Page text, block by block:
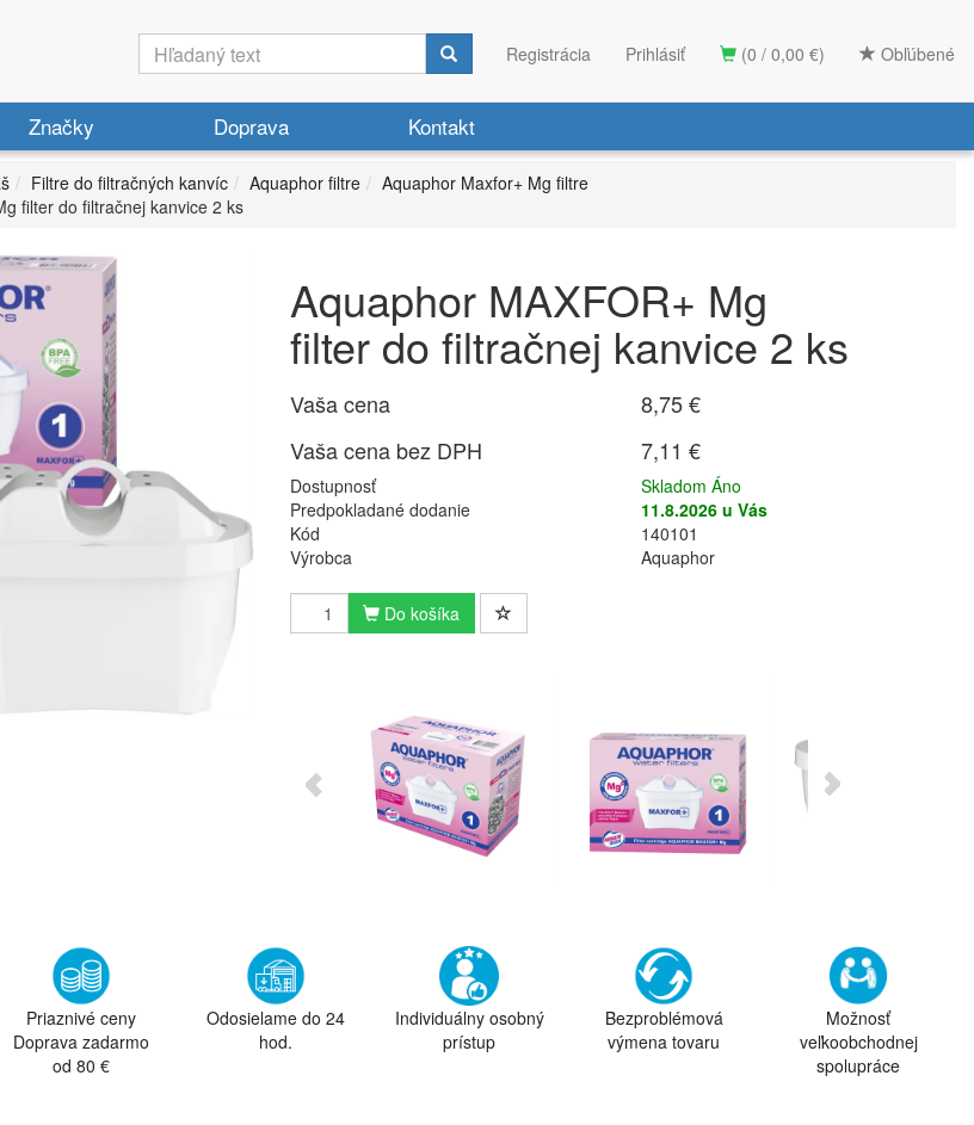
(0 / 0,00 €) Obľúbené
Registrácia Prihlásiť
Značky Doprava Kontakt
Filtre do filtračných kanvíc Aquaphor filtre
Aquaphor Maxfor+ Mg filtre
filter do filtračnej kanvice 2 ks
Aquaphor MAXFOR+ Mg
filter do filtračnej kanvice 2 ks
Vaša cena
8,75 €
Vaša cena bez DPH
7,11 €
Dostupnosť
Skladom Áno
Predpokladané dodanie
11.8.2026 u Vás
Kód
140101
Výrobca
Aquaphor
Do košíka
Priaznivé ceny
Doprava zadarmo
od 80 €
Odosielame do 24
hod.
Individuálny osobný
prístup
Bezproblémová
výmena tovaru
Možnosť
veľkoobchodnej
spolupráce